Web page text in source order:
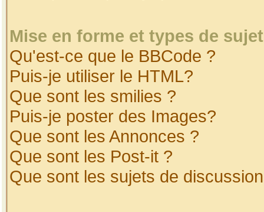
Mise en forme et types de
Qu'est-ce que le BBCode ?
Puis-je utiliser le HTML?
Que sont les smilies ?
Puis-je poster des Images?
Que sont les Annonces ?
Que sont les Post-it ?
Que sont les sujets de